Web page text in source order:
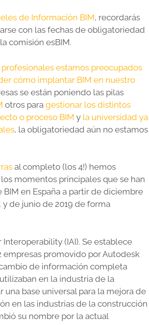
de Información BIM, recordarás
con las fechas de obligatoriedad
comisión esBIM.
profesionales estamos preocupados
cómo implantar BIM en nuestro
se están poniendo las pilas
otros para gestionar los distintos
o proceso BIM y la universidad ya
, la obligatoriedad aún no estamos
al completo (los 4!) hemos
momentos principales que se han
en España a partir de diciembre
de junio de 2019 de forma
(IAI). Se establece
empresas promovido por Autodesk
de información completa
en la industria de la
base universal para la mejora de
en las industrias de la construcción
su nombre por la actual